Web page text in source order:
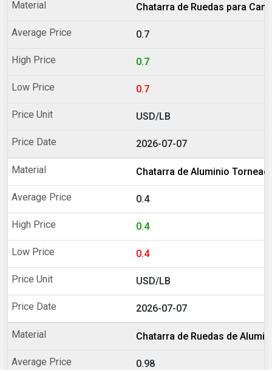
Chatarra de Ruedas para
0.7
0.7
0.7
USD/LB
2026-07-07
Chatarra de Aluminio
0.4
0.4
0.4
USD/LB
2026-07-07
Chatarra de Ruedas de
0.98